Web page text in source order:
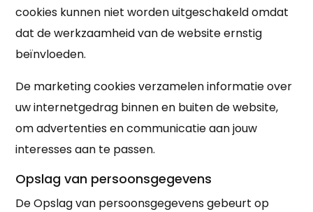
cookies kunnen niet worden uitgeschakeld omdat
dat de werkzaamheid van de website ernstig
beïnvloeden.
De marketing cookies verzamelen informatie over
uw internetgedrag binnen en buiten de website,
om advertenties en communicatie aan jouw
interesses aan te passen.
Opslag van persoonsgegevens
De Opslag van persoonsgegevens gebeurt op